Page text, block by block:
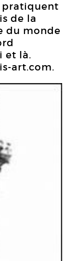
pratiquent
de la
du monde
et là.
art.com.